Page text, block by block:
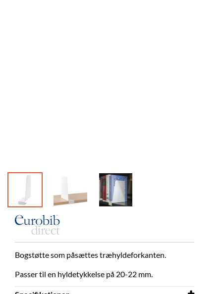
Bogstøtte som påsættes træhyldeforkanten.
Passer til en hyldetykkelse på 20-22 mm.